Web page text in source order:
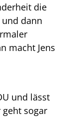
die
und dann
macht Jens
und lässt
geht sogar